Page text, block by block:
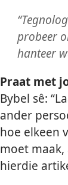
probeer
hanteer
Praat met
Bybel sê:
ander
hoe elkeen
moet maak,
hierdie